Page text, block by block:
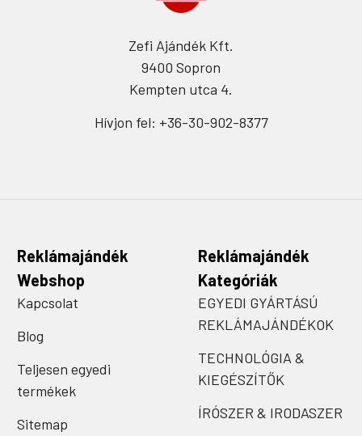
Zefi Ajándék Kft.
9400 Sopron
Kempten utca 4.
Hívjon fel: +36-30-902-8377
Reklámajándék
Webshop
Kapcsolat
Blog
Teljesen egyedi
termékek
Sitemap
Reklámajándék
Kategóriák
EGYEDI GYÁRTÁSÚ
REKLÁMAJÁNDÉKOK
TECHNOLÓGIA &
KIEGÉSZÍTŐK
ÍRÓSZER & IRODASZER